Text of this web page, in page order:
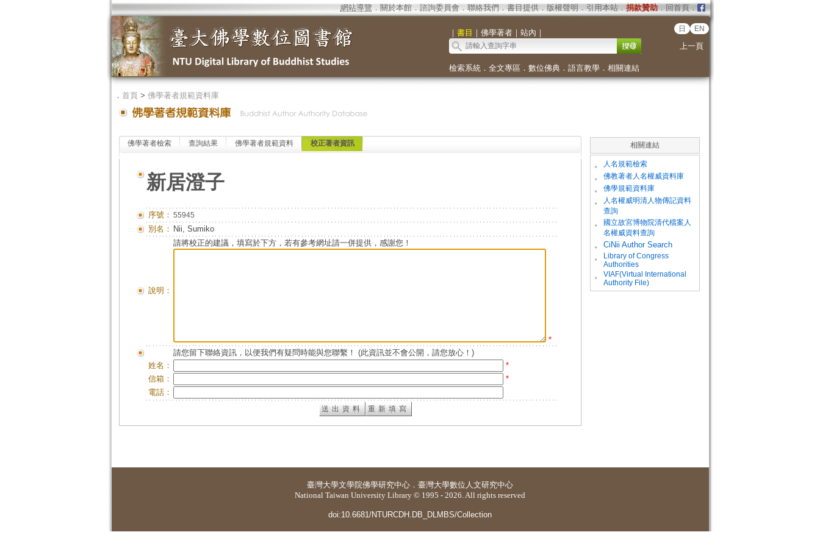
網站導覽 ． 關於本館． 諮詢委員會． 聯絡我們 ． 書目提供． 版權聲明 ． 引用本站． 捐款贊助．回首頁．
｜ 書目 ｜ 佛學著者｜ 站內 ｜ 日 EN
上一頁
檢索系統． 全文專區 ． 數位佛典． 語言教學． 相關連結
． 首頁> 佛學著者規範資料庫
佛學著者檢索 查詢結果 佛學著者規範資料 校正著者資訊
新居澄子
序號： 55945
別名： Nii, Sumiko
說明：
請將校正的建議，填寫於下方，若有參考網址請一併提供，感謝您！
*
請您留下聯絡資訊，以便我們有疑問時能與您聯繫！ (此資訊並不會公開，請您放心！)
姓名：
*
信箱：
*
電話：
相關連結
。 人名規範檢索
。 佛教著者人名權威資料庫
。 佛學規範資料庫
。
人名權威明清人物傳記資料
查詢
。
國立故宮博物院清代檔案人
名權威資料查詢
。
CiNii Author Search
。
Library of Congress
Authorities
。
VIAF(Virtual International
Authority File)
臺灣大學文學院佛學研究中心 ． 臺灣大學數位人文研究中心
National Taiwan University Library © 1995 - 2026. All rights reserved
doi:10.6681/NTURCDH.DB_DLMBS/Collection